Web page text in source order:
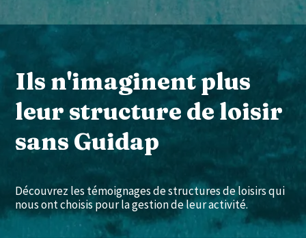
Ils n'imaginent plus
leur structure de loisir
sans Guidap
Découvrez les témoignages de structures de loisirs qui
nous ont choisis pour la gestion de leur activité.